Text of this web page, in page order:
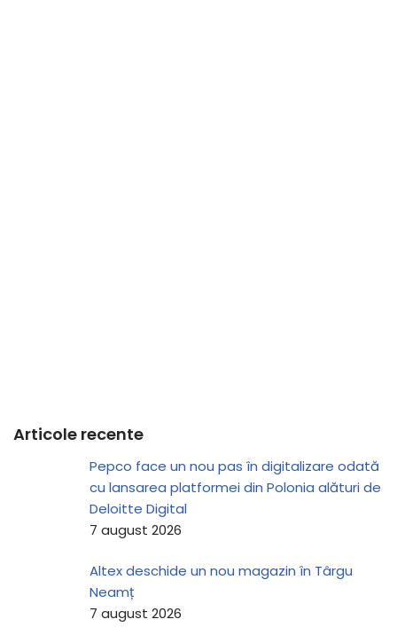
Articole recente
Pepco face un nou pas în digitalizare odată
cu lansarea platformei din Polonia alături de
Deloitte Digital
7 august 2026
Altex deschide un nou magazin în Târgu
Neamț
7 august 2026